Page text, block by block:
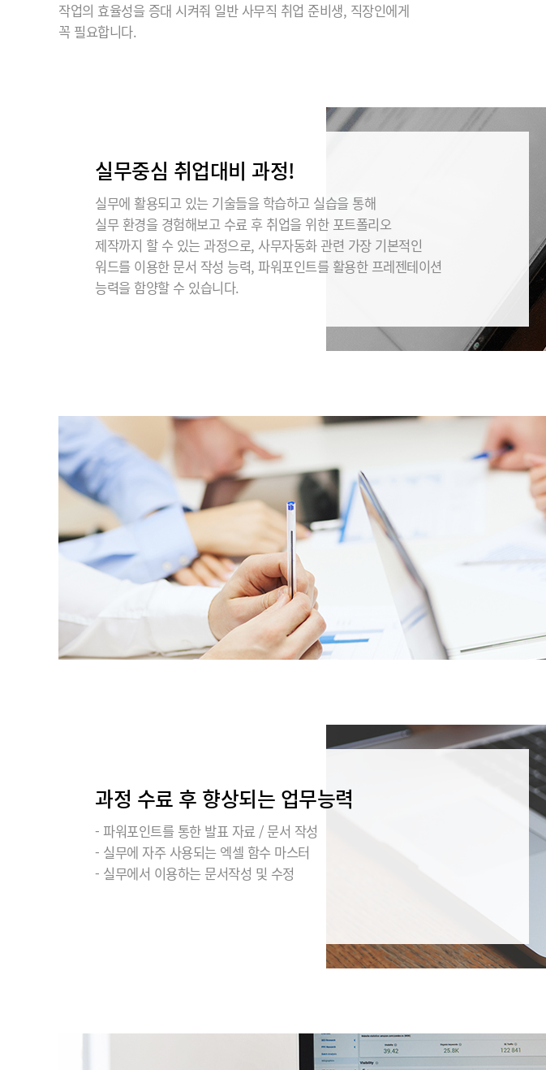
작업의 효율성을 증대 시켜줘 일반 사무직 취업 준비생, 직장인에게
꼭 필요합니다.
실무중심 취업대비 과정!
실무에 활용되고 있는 기술들을 학습하고 실습을 통해
실무 환경을 경험해보고 수료 후 취업을 위한 포트폴리오
제작까지 할 수 있는 과정으로, 사무자동화 관련 가장 기본적인
워드를 이용한 문서 작성 능력, 파워포인트를 활용한 프레젠테이션
능력을 함양할 수 있습니다.
과정 수료 후 향상되는 업무능력
- 파워포인트를 통한 발표 자료 / 문서 작성
- 실무에 자주 사용되는 엑셀 함수 마스터
- 실무에서 이용하는 문서작성 및 수정